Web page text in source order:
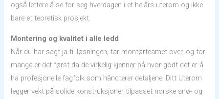
også lettere å se for seg hverdagen i et helårs uterom og ikke
bare et teoretisk prosjekt.
Montering og kvalitet i alle ledd
Når du har sagt ja til løsningen, tar montørteamet over, og for
mange er det først da de virkelig kjenner på hvor godt det er å
ha profesjonelle fagfolk som håndterer detaljene. Ditt Uterom
legger vekt på solide konstruksjoner tilpasset norske snø- og